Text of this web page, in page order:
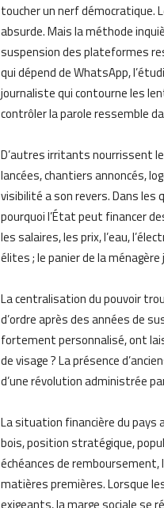
toucher un nerf démocratique.
absurde. Mais la méthode
suspension des plateformes
qui dépend de WhatsApp,
journaliste qui contourne les
contrôler la parole ressemble
D’autres irritants nourrissent
lancées, chantiers annoncés,
visibilité a son revers. Dans les
pourquoi l’État peut financer
les salaires, les prix, l’eau,
élites ; le panier de la
La centralisation du pouvoir
d’ordre après des années de
fortement personnalisé, ont
de visage ? La présence
d’une révolution administrée
La situation financière du pays
bois, position stratégique,
échéances de
matières premières. Lorsque